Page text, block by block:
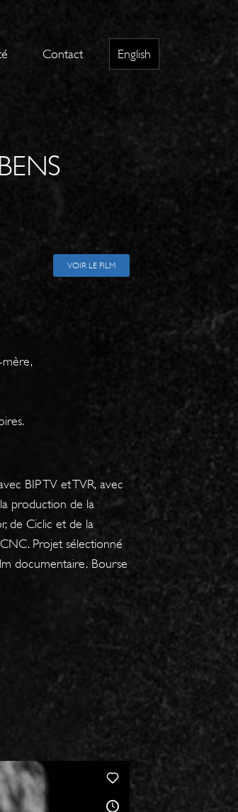
Contact English
VOIR LE FILM
mère,
BIP TV et TVR, avec
production de la
de Ciclic et de la
Projet sélectionné
documentaire. Bourse